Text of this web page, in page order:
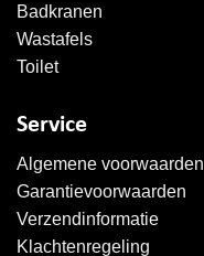
Badkranen
Wastafels
Toilet
Service
Algemene voorwaarden
Garantievoorwaarden
Verzendinformatie
Klachtenregeling